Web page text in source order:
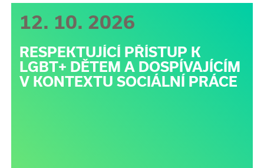
12. 10. 2026
RESPEKTUJÍCÍ PŘÍSTUP K
LGBT+ DĚTEM A DOSPÍVAJÍCÍM
V KONTEXTU SOCIÁLNÍ PRÁCE